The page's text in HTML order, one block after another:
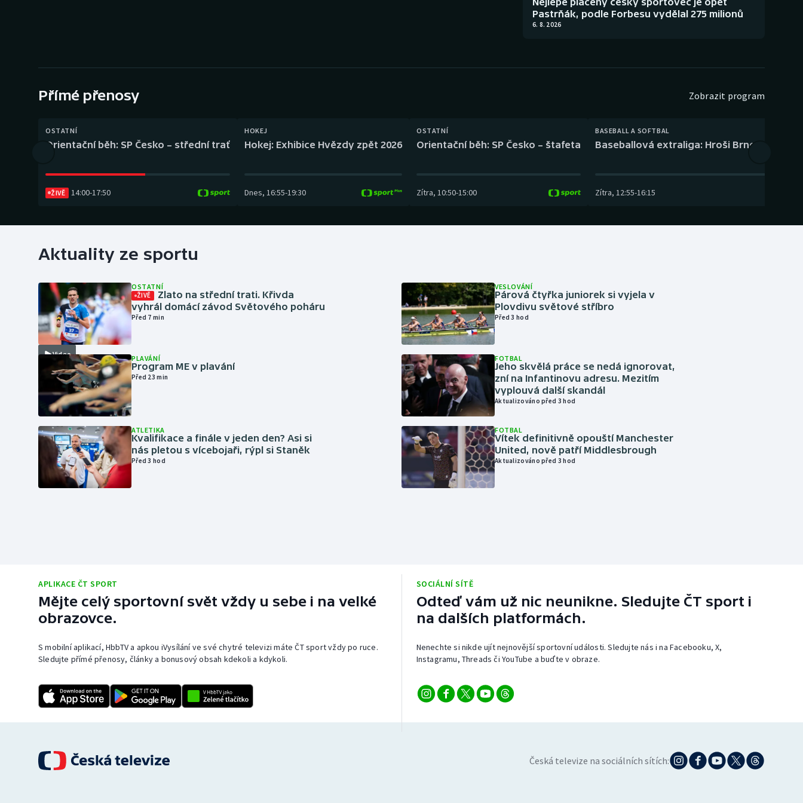
Gymnastika Plážový volejbal
Pastrňák, podle Forbesu vydělal 275 milionů
6. 8. 2026
Přímé přenosy Zobrazit program
OSTATNÍ
Orientační běh: SP Česko – střední trať
ŽIVĚ 14:00-17:50
HOKEJ
Hokej: Exhibice Hvězdy zpět 2026
Dnes, 16:55-19:30
OSTATNÍ
Orientační běh: SP Česko – štafeta
Zítra, 10:50-15:00
BASEBALL A SOFTBAL
Baseballová extraliga: Hroši Brno – Eagles
Zítra, 12:55-16:15
Aktuality ze sportu
Video
OSTATNÍ
ŽIVĚ
Zlato na střední trati. Křivda
vyhrál domácí závod Světového poháru
Před 7 min
PLAVÁNÍ
Program ME v plavání
Před 23 min
ATLETIKA
Kvalifikace a finále v jeden den? Asi si
nás pletou s vícebojaři, rýpl si Staněk
Před 3 hod
VESLOVÁNÍ
Párová čtyřka juniorek si vyjela v
Plovdivu světové stříbro
Před 3 hod
FOTBAL
Jeho skvělá práce se nedá ignorovat,
zní na Infantinovu adresu. Mezitím
vyplouvá další skandál
Aktualizováno před 3 hod
FOTBAL
Vítek definitivně opouští Manchester
United, nově patří Middlesbrough
Aktualizováno před 3 hod
APLIKACE ČT SPORT
Mějte celý sportovní svět vždy u sebe i na velké
obrazovce.
S mobilní aplikací, HbbTV a apkou iVysílání ve své chytré televizi máte ČT sport vždy po ruce.
Sledujte přímé přenosy, články a bonusový obsah kdekoli a kdykoli.
SOCIÁLNÍ SÍTĚ
Odteď vám už nic neunikne. Sledujte ČT sport i
na dalších platformách.
Nenechte si nikde ujít nejnovější sportovní události. Sledujte nás i na Facebooku, X,
Instagramu, Threads či YouTube a buďte v obraze.
Česká televize na sociálních sítích: